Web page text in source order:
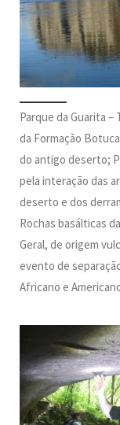
Parque da Guarita –
da Formação
do antigo deserto;
pela interação das
deserto e dos
Rochas basálticas
Geral, de origem
evento de
Africano e